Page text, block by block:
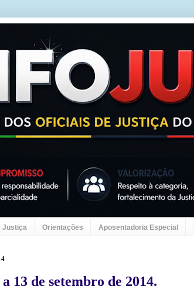
Justiça Orientações Aposentadoria Especial
13 de setembro de 2014.